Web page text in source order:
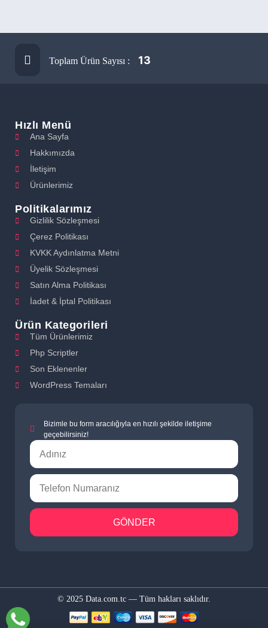
Toplam Ürün Sayısı : 13
Hızlı Menü
Ana Sayfa
Hakkımızda
İletişim
Ürünlerimiz
Politikalarımız
Gizlilik Sözleşmesi
Çerez Politikası
KVKK Aydınlatma Metni
Üyelik Sözleşmesi
Satın Alma Politikası
İadet & İptal Politikası
Ürün Kategorileri
Tüm Ürünlerimiz
Php Scriptler
Son Eklenenler
WordPress Temaları
Bizimle bu form aracılığıyla en hızılı şekilde iletişime
geçebilirsiniz!
GÖNDER
© 2025 Data.com.tc — Tüm hakları saklıdır.